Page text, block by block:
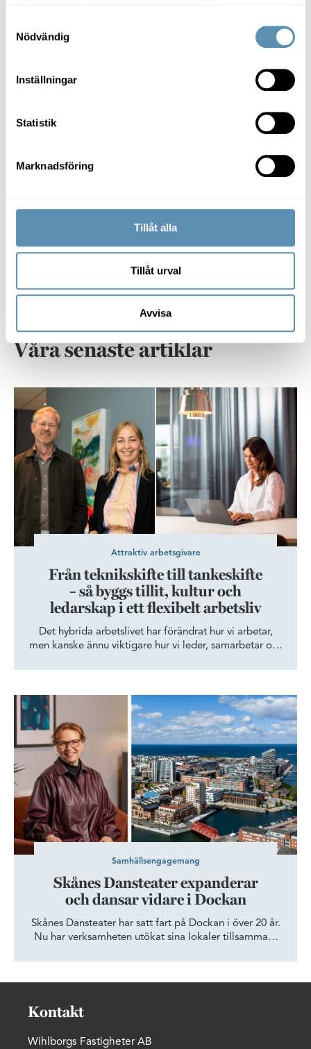
Nödvändig
Inställningar
Statistik
Marknadsföring
Tillåt alla
Tillåt urval
Avvisa
som håller över tid. Prisma i Oceanhamnen i
Helsingborg är inget undantag, snarare en fastighet där
första parkett i Helsingborg
just nu bygger en av Sveriges finaste kontorsfastigheter
på ett svårslaget läge - mitt i nya Oceanhamnen i
etablerade bolag i huset.
Våra senaste artiklar
Från teknikskifte till tankeskifte – så byggs tillit, kultur och
Attraktiv arbetsgivare
Från teknikskifte till tankeskifte
– så byggs tillit, kultur och
ledarskap i ett flexibelt arbetsliv
Det hybrida arbetslivet har förändrat hur vi arbetar,
men kanske ännu viktigare hur vi leder, samarbetar och
sak: framtidens framgångsrika organisationer är de
som lyckas stärka människors samarbete och
engagemang.
Skånes Dansteater expanderar och dansar vidare i Dockan
Samhällsengagemang
Skånes Dansteater expanderar
och dansar vidare i Dockan
Skånes Dansteater har satt fart på Dockan i över 20 år.
Nu har verksamheten utökat sina lokaler tillsammans
tillgång till Öresundsregionens epicentrum för dans.
Kontakt
Wihlborgs Fastigheter AB